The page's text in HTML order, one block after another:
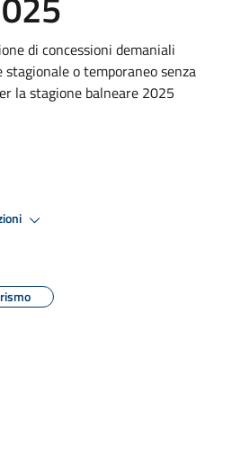
di concessioni demaniali
o temporaneo senza
la stagione balneare 2025